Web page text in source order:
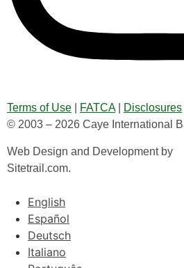
Terms of Use FATCA| Disclosures
© 2003 – 2026 Caye International
Web Design and Development by
Sitetrail.com.
English
Español
Deutsch
Italiano